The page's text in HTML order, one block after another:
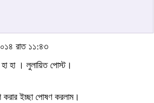
রাত ১১:৪৩
হা । লুলায়িত পোস্ট।
ইচ্ছা পোষণ করলাম।